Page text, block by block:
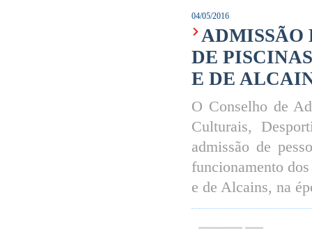
04/05/2016
ADMISSÃO
DE
E DE
O Conselho de
Culturais,
admissão de
funcionamento
e de Alcains, na